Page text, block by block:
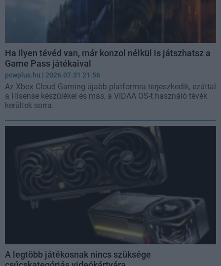
Ha ilyen tévéd van, már konzol nélkül is játszhatsz a
Game Pass játékaival
pcwplus.hu | 2026.07.31 21:56
Az Xbox Cloud Gaming újabb platformra terjeszkedik, ezúttal
a Hisense készülékei és más, a VIDAA OS-t használó tévék
kerültek sorra.
A legtöbb játékosnak nincs szüksége